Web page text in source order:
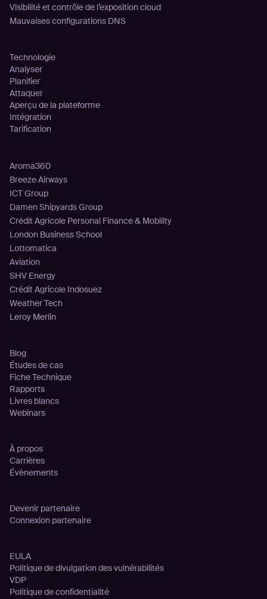
Visibilité et contrôle de l’exposition cloud
Mauvaises configurations DNS
Technologie
Analyser
Planifier
Attaquer
Aperçu de la plateforme
Intégration
Tarification
Aroma360
Breeze Airways
ICT Group
Damen Shipyards Group
Crédit Agricole Personal Finance & Mobility
London Business School
Lottomatica
Aviation
SHV Energy
Crédit Agricole Indosuez
Weather Tech
Leroy Merlin
Blog
Études de cas
Fiche Technique
Rapports
Livres blancs
Webinars
À propos
Carrières
Évènements
Devenir partenaire
Connexion partenaire
EULA
Politique de divulgation des vulnérabilités
VDP
Politique de confidentialité